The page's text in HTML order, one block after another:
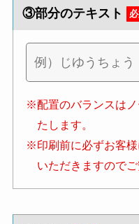
③部分のテキスト
※配置のバランスは
たします。
※印刷前に必ずお客
いただきますのでご